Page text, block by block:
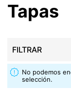
Tapas
FILTRAR
No podemos
selección.